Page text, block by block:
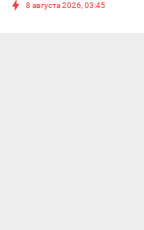
8 августа 2026, 03:45